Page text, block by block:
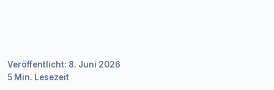
Veröffentlicht: 8. Juni 2026
5 Min. Lesezeit